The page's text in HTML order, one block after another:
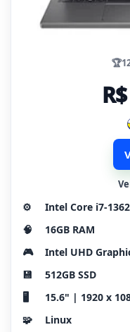
🏆
⚙️
Intel Core i7-
🧠
16GB RAM
🎮
Intel UHD
💾
512GB SSD
🖥️
15.6" | 1920 x
🧩
Linux